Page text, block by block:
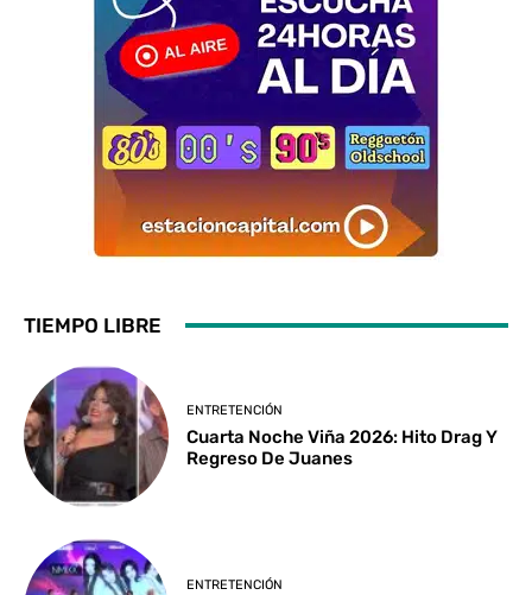
TIEMPO LIBRE
ENTRETENCIÓN
Cuarta Noche Viña 2026: Hito Drag Y
Regreso De Juanes
ENTRETENCIÓN